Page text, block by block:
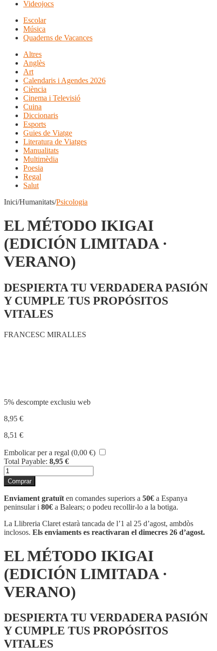
Videojocs
Escolar
Música
Quaderns de Vacances
Altres
Anglès
Art
Calendaris i Agendes 2026
Ciència
Cinema i Televisió
Cuina
Diccionaris
Esports
Guies de Viatge
Literatura de Viatges
Manualitats
Multimèdia
Poesia
Regal
Salut
Inici/Humanitats/Psicologia
EL MÉTODO IKIGAI
(EDICIÓN LIMITADA ·
VERANO)
DESPIERTA TU VERDADERA PASIÓN
Y CUMPLE TUS PROPÓSITOS
VITALES
FRANCESC MIRALLES
5% descompte exclusiu web
8,95 €
8,51 €
Embolicar per a regal (0,00 €)
Total Payable: 8,95 €
quantitat
de
EL
MÉTODO
IKIGAI
(EDICIÓN
LIMITADA
·
Comprar
Enviament gratuït en comandes superiors a 50€ a Espanya
peninsular i 80€ a Balears; o podeu recollir-lo a la botiga.
La Llibreria Claret estarà tancada de l’1 al 25 d’agost, ambdòs
inclosos. Els enviaments es reactivaran el dimecres 26 d’agost.
EL MÉTODO IKIGAI
(EDICIÓN LIMITADA ·
VERANO)
DESPIERTA TU VERDADERA PASIÓN
Y CUMPLE TUS PROPÓSITOS
VITALES